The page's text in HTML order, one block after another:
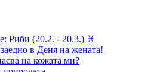
Риби (20.2. - 20.3.) ♓
в Деня на жената!
на кожата ми?